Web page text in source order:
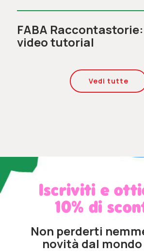
FABA Raccontastorie:
video tutorial
Vedi tutte
Iscriviti e
10% di
Non perderti
novità dal mondo